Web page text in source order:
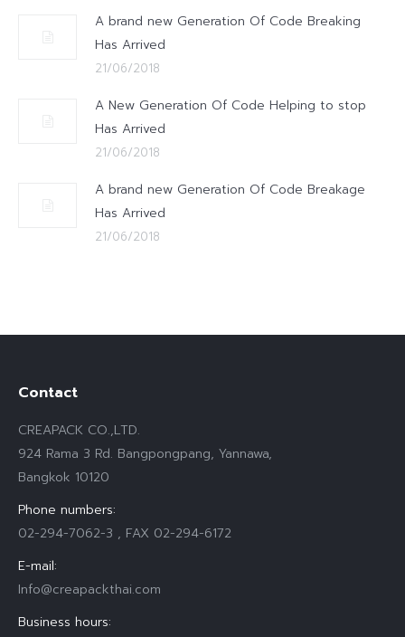
A brand new Generation Of Code Breaking
Has Arrived
21/06/2018
A New Generation Of Code Helping to stop
Has Arrived
21/06/2018
A brand new Generation Of Code Breakage
Has Arrived
21/06/2018
Contact
CREAPACK CO.,LTD.
924 Rama 3 Rd. Bangpongpang, Yannawa,
Bangkok 10120
Phone numbers:
02-294-7062-3 , FAX 02-294-6172
E-mail:
Info@creapackthai.com
Business hours: